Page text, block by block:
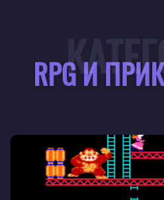
RPG И